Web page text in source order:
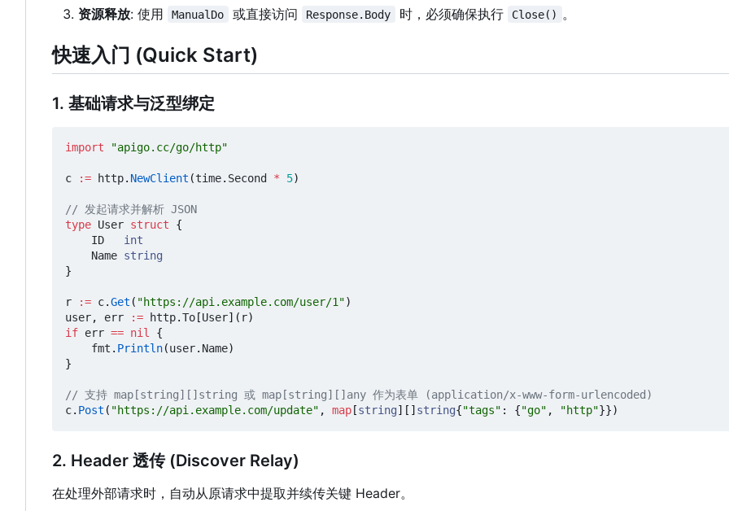
资源释放: 使用 ManualDo 或直接访问 Response.Body 时，必须确保执行 Close() 。
快速入门 (Quick Start)
1. 基础请求与泛型绑定
import "apigo.cc/go/http"
c := http. NewClient (time. Second * 5)
// 发起请求并解析 JSON
type User struct
{
ID
int
Name string
}
r := c.Get ( "https://api.example.com/user/1")
user, err := http.To [User]( r)
if err == nil
{
fmt . Println(user. Name)
}
// 支持 map[string][]string 或 map[string][]any 作为表单 (application/x-www-form-urlencoded)
c. Post ( "https://api.example.com/update" , map [string][] string{"tags" : {"go" , "http"}})
2. Header 透传 (Discover Relay)
在处理外部请求时，自动从原请求中提取并续传关键 Header。